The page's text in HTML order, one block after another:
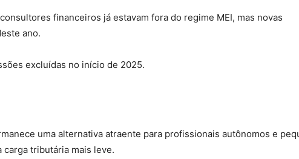
financeiros já estavam fora do regime MEI, mas novas
ano.
excluídas no início de 2025.
uma alternativa atraente para profissionais autônomos e
tributária mais leve.